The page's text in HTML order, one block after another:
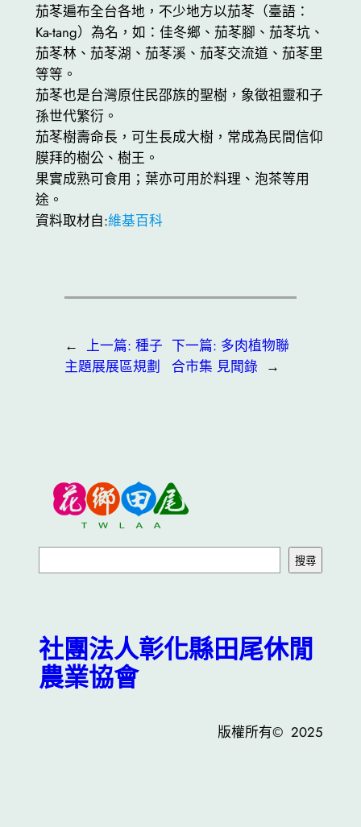
茄苳遍布全台各地，不少地方以茄苳（臺語：
Ka-tang）為名，如：佳冬鄉、茄苳腳、茄苳坑、
茄苳林、茄苳湖、茄苳溪、茄苳交流道、茄苳里
等等。
茄苳也是台灣原住民邵族的聖樹，象徵祖靈和子
孫世代繁衍。
茄苳樹壽命長，可生長成大樹，常成為民間信仰
膜拜的樹公、樹王。
果實成熟可食用；葉亦可用於料理、泡茶等用
途。
資料取材自:維基百科
← 上一篇: 種子
主題展展區規劃
下一篇: 多肉植物聯
合市集 見聞錄 →
尋
搜尋
社團法人彰化縣田尾休閒
農業協會
版權所有© 2025